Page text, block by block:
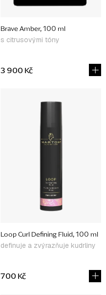
Brave Amber, 100 ml
s citrusovými tóny
3 900 Kč
Loop Curl Defining Fluid, 100 ml
definuje a zvýrazňuje kudrliny
700 Kč